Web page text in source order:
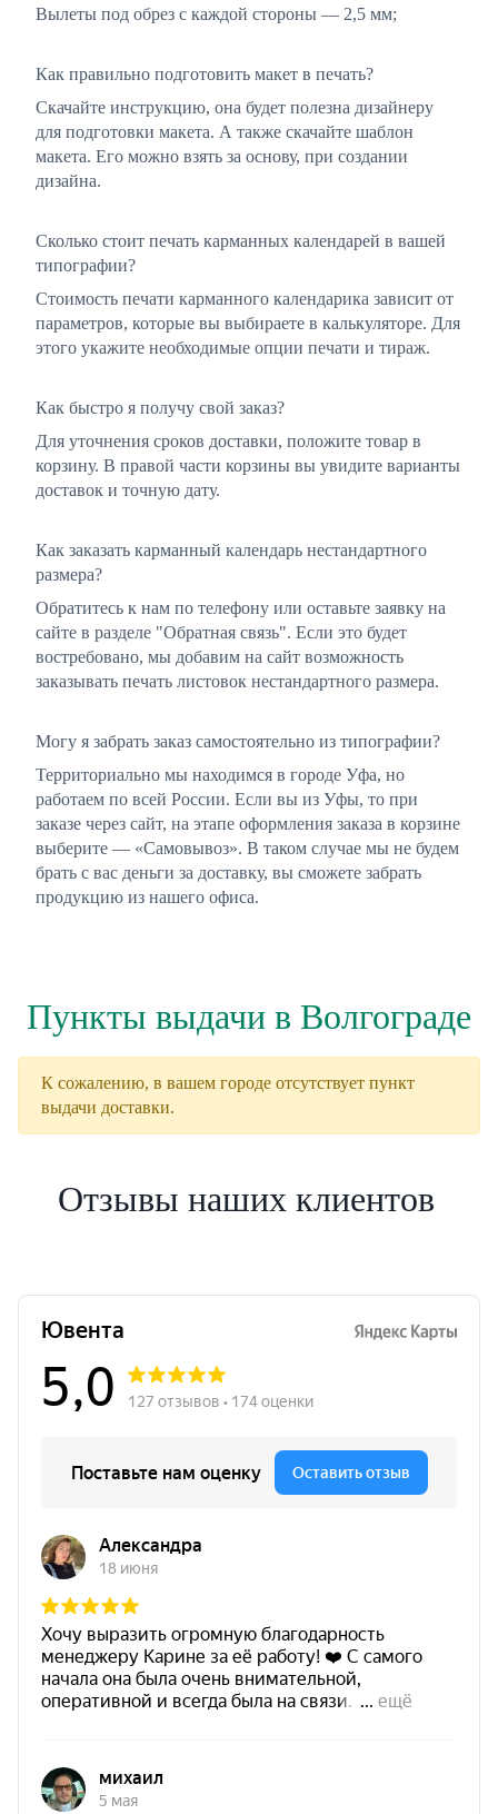
Вылеты под обрез с каждой стороны — 2,5 мм;
Как правильно подготовить макет в печать?
Скачайте инструкцию, она будет полезна дизайнеру
для подготовки макета. А также скачайте шаблон
макета. Его можно взять за основу, при создании
дизайна.
Сколько стоит печать карманных календарей в вашей
типографии?
Стоимость печати карманного календарика зависит от
параметров, которые вы выбираете в калькуляторе. Для
этого укажите необходимые опции печати и тираж.
Как быстро я получу свой заказ?
Для уточнения сроков доставки, положите товар в
корзину. В правой части корзины вы увидите варианты
доставок и точную дату.
Как заказать карманный календарь нестандартного
размера?
Обратитесь к нам по телефону или оставьте заявку на
сайте в разделе "Обратная связь". Если это будет
востребовано, мы добавим на сайт возможность
заказывать печать листовок нестандартного размера.
Могу я забрать заказ самостоятельно из типографии?
Территориально мы находимся в городе Уфа, но
работаем по всей России. Если вы из Уфы, то при
заказе через сайт, на этапе оформления заказа в корзине
выберите — «Самовывоз». В таком случае мы не будем
брать с вас деньги за доставку, вы сможете забрать
продукцию из нашего офиса.
Пункты выдачи в Волгограде
К сожалению, в вашем городе отсутствует пункт
выдачи доставки.
Отзывы наших клиентов